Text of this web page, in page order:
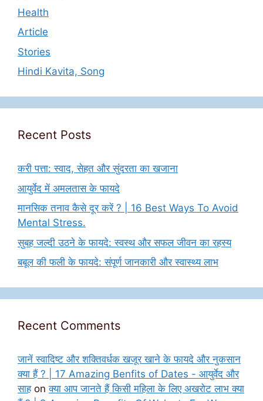
Health
Article
Stories
Hindi Kavita, Song
Recent Posts
करी पत्ता: स्वाद, सेहत और सुंदरता का खजाना
आयुर्वेद में अमलतास के फायदे
मानसिक तनाव कैसे दूर करें ? | 16 Best Ways To Avoid
Mental Stress.
सुबह जल्दी उठने के फायदे: स्वस्थ और सफल जीवन का रहस्य
बबूल की फली के फायदे: संपूर्ण जानकारी और स्वास्थ्य लाभ
Recent Comments
जानें स्वादिष्ट और शक्तिवर्धक खजूर खाने के फायदे और नुकसान
क्या हैं ? | 17 Amazing Benfits of Dates - आयुर्वेद और
साहonक्या आप जानते हैं किसी महिला के लिए अखरोट लाभ क्या